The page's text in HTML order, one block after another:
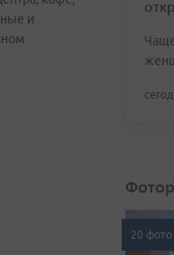
и
20 фото